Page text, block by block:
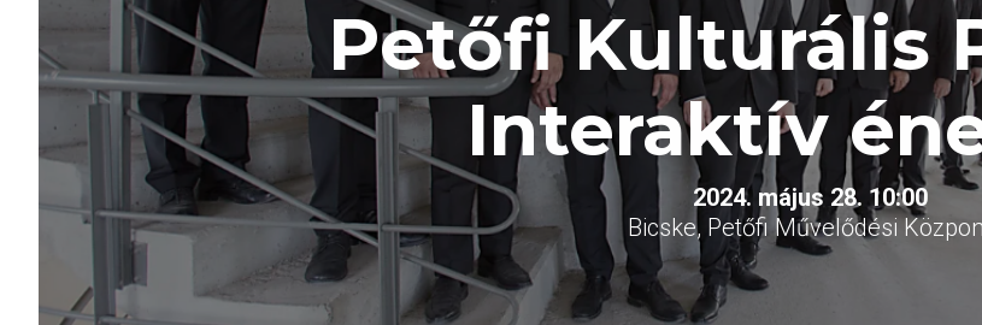
Petőfi Kulturális
Interaktív
2024. május 28. 10:00
Bicske, Petőfi Művelődési